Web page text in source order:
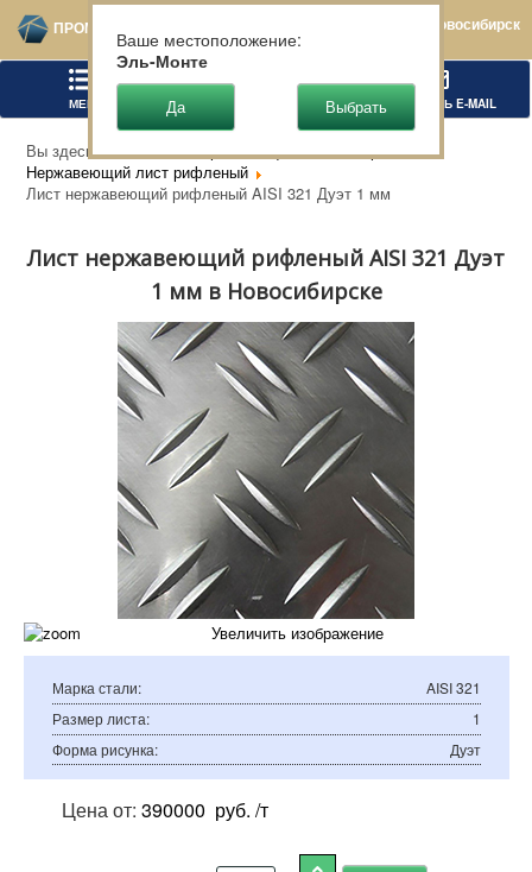
ПРОМТЕХСТАЛЬ Новосибирск
МЕНЮ НАПИСАТЬ E-MAIL
Вы здесь: Главная
Нержавеющий металлопрокат
Нержавеющий лист рифленый
Лист нержавеющий рифленый AISI 321 Дуэт 1 мм
Лист нержавеющий рифленый AISI 321 Дуэт
1 мм в Новосибирске
Увеличить изображение
Марка стали:
AISI 321
Размер листа:
1
Форма рисунка: Дуэт
Цена от: 390000 руб. /т
Ваше местоположение:
Эль-Монте